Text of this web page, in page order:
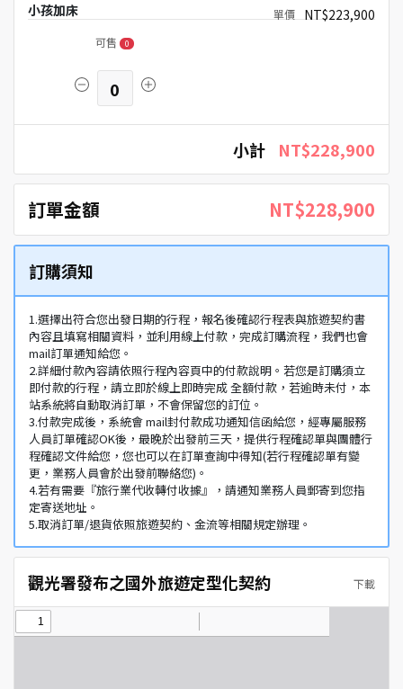
小孩加床 NT$223,900
可售 0
0
小計 NT$228,900
訂單金額 NT$228,900
訂購須知
1.選擇出符合您出發日期的行程，報名後確認行程表與旅遊契約書
內容且填寫相關資料，並利用線上付款，完成訂購流程，我們也會
mail訂單通知給您。
2.詳細付款內容請依照行程內容頁中的付款說明。若您是訂購須立
即付款的行程，請立即於線上即時完成 全額付款，若逾時未付，本
站系統將自動取消訂單，不會保留您的訂位。
3.付款完成後，系統會 mail封付款成功通知信函給您，經專屬服務
人員訂單確認OK後，最晚於出發前三天，提供行程確認單與團體行
程確認文件給您，您也可以在訂單查詢中得知(若行程確認單有變
更，業務人員會於出發前聯絡您)。
4.若有需要『旅行業代收轉付收據』，請通知業務人員郵寄到您指
定寄送地址。
5.取消訂單/退貨依照旅遊契約、金流等相關規定辦理。
觀光署發布之國外旅遊定型化契約 下載